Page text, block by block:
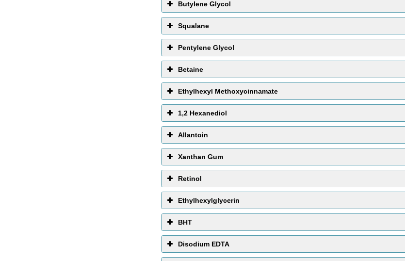
Butylene Glycol
melembabkan memperbaiki tekstur kulit
Squalane
Pentylene Glycol
Betaine
Ethylhexyl Methoxycinnamate
1,2 Hexanediol
Allantoin
Xanthan Gum
Retinol
Ethylhexylglycerin
BHT
Disodium EDTA